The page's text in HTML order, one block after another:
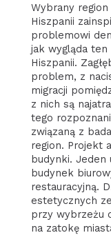
Wybrany region
Hiszpanii
problemowi
jak wygląda
Hiszpanii.
problem, z
migracji
z nich są
tego
związaną z
region. Projekt
budynki. Jeden
budynek
restauracyjną.
estetycznych
przy wybrzeżu
na zatokę